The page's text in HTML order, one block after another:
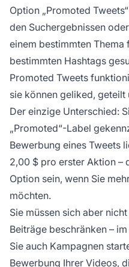
Option „Promoted
den Suchergebnissen
einem bestimmten
bestimmten Hashtags
Promoted Tweets
sie können geliked,
Der einzige Unterschied:
„Promoted“-Label
Bewerbung eines Tweets
2,00 $ pro erster Aktion –
Option sein, wenn Sie
möchten.
Sie müssen sich aber
Beiträge beschränken –
Sie auch Kampagnen
Bewerbung Ihrer Videos,